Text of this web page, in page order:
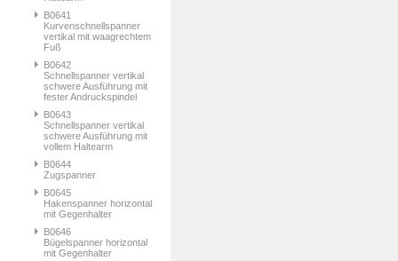
B0641
Kurvenschnellspanner
vertikal mit waagrechtem
Fuß
B0642
Schnellspanner vertikal
schwere Ausführung mit
fester Andruckspindel
B0643
Schnellspanner vertikal
schwere Ausführung mit
vollem Haltearm
B0644
Zugspanner
B0645
Hakenspanner horizontal
mit Gegenhalter
B0646
Bügelspanner horizontal
mit Gegenhalter